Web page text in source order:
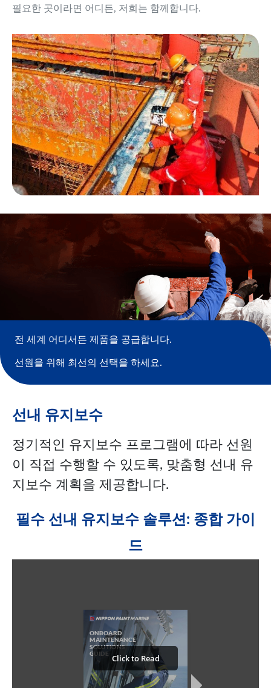
필요한 곳이라면 어디든, 저희는 함께합니다.
전 세계 어디서든 제품을 공급합니다.
선원을 위해 최선의 선택을 하세요.
선내 유지보수
정기적인 유지보수 프로그램에 따라 선원
이 직접 수행할 수 있도록, 맞춤형 선내 유
지보수 계획을 제공합니다.
필수 선내 유지보수 솔루션: 종합 가이
드